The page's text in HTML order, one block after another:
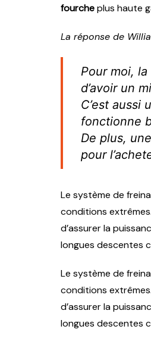
fourcheplus haute
La réponse de
Pour moi,
d’avoir un
C’est aussi
fonctionne
De plus,
pour
Le système de
conditions
d’assurer la
longues descentes
Le système de
conditions
d’assurer la
longues descentes